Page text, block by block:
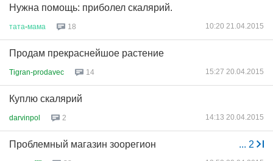
Нужна помощь: приболел скалярий.
тата-мама 18 10:20 21.04.2015
Продам прекраснейшое растение
Tigran-prodavec 14 15:27 20.04.2015
Куплю скалярий
darvinpol 2 14:13 20.04.2015
... 2
Проблемный магазин зоорегион